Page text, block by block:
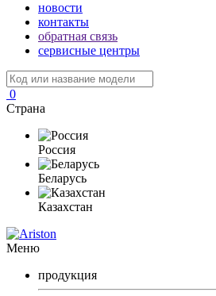
новости
контакты
обратная связь
сервисные центры
0
Страна
Россия
Беларусь
Казахстан
Меню
продукция